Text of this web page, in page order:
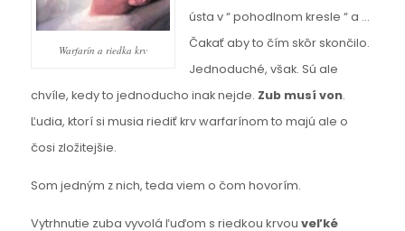
Warfarín a riedka krv
ústa v “ pohodlnom kresle “ a …
Čakať aby to čím skôr skončilo.
Jednoduché, však. Sú ale
chvíle, kedy to jednoducho inak nejde. Zub musí von.
Ľudia, ktorí si musia riediť krv warfarínom to majú ale o
čosi zložitejšie.
Som jedným z nich, teda viem o čom hovorím.
Vytrhnutie zuba vyvolá ľuďom s riedkou krvou veľké